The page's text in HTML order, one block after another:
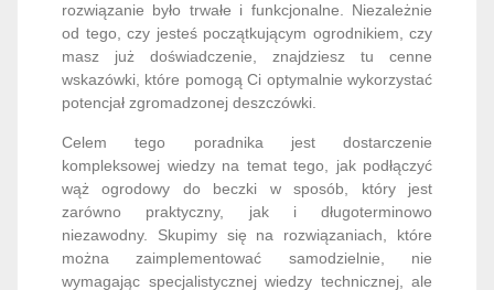
rozwiązanie było trwałe i funkcjonalne. Niezależnie
od tego, czy jesteś początkującym ogrodnikiem, czy
masz już doświadczenie, znajdziesz tu cenne
wskazówki, które pomogą Ci optymalnie wykorzystać
potencjał zgromadzonej deszczówki.
Celem tego poradnika jest dostarczenie
kompleksowej wiedzy na temat tego, jak podłączyć
wąż ogrodowy do beczki w sposób, który jest
zarówno praktyczny, jak i długoterminowo
niezawodny. Skupimy się na rozwiązaniach, które
można zaimplementować samodzielnie, nie
wymagając specjalistycznej wiedzy technicznej, ale